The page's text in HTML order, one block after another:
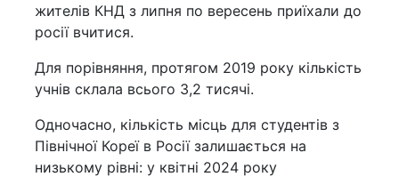
жителів КНД з липня по вересень приїхали до
росії вчитися.
Для порівняння, протягом 2019 року кількість
учнів склала всього 3,2 тисячі.
Одночасно, кількість місць для студентів з
Північної Кореї в Росії залишається на
низькому рівні: у квітні 2024 року